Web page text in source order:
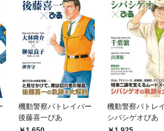
機動警察パトレイバー
後藤喜一ぴあ
機動警察パトレ
シバシゲオぴあ